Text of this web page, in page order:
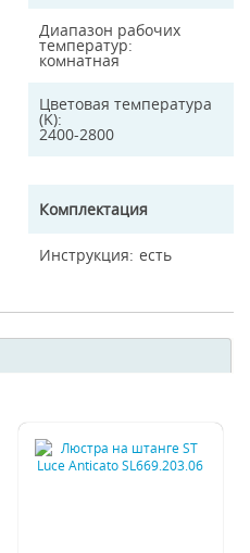
Диапазон рабочих
температур
комнатная
Цветовая температура
(K)
2400-2800
Комплектация
Инструкция есть